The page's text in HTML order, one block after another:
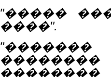
"�����
����".
��������